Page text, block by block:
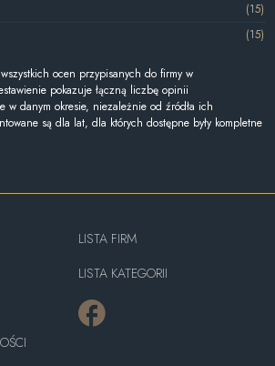
(15)
(15)
ocen przypisanych do firmy w
pokazuje łączną liczbę opinii
w danym okresie, niezależnie od źródła ich
są dla lat, dla których dostępne były kompletne
LISTA FIRM
LISTA KATEGORII